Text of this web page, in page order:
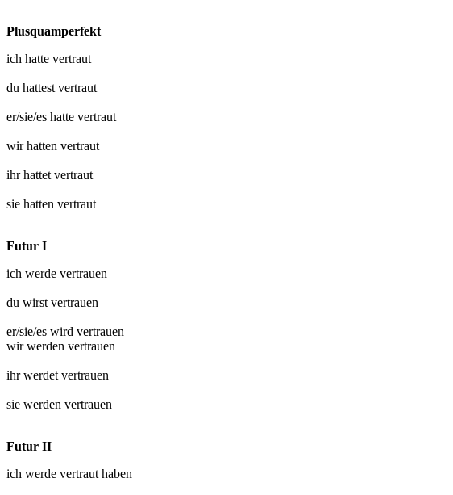
Plusquamperfekt
ich hatte vertraut
du hattest vertraut
er/sie/es hatte vertraut
wir hatten vertraut
ihr hattet vertraut
sie hatten vertraut
Futur I
ich werde vertrauen
du wirst vertrauen
er/sie/es wird vertrauen
wir werden vertrauen
ihr werdet vertrauen
sie werden vertrauen
Futur II
ich werde vertraut haben